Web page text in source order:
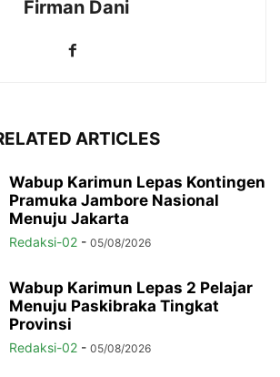
Firman Dani
ARTICLES
Wabup Karimun Lepas Kontingen
Pramuka Jambore Nasional
Menuju Jakarta
Redaksi-02 - 05/08/2026
Wabup Karimun Lepas 2 Pelajar
Menuju Paskibraka Tingkat
Provinsi
Redaksi-02 - 05/08/2026